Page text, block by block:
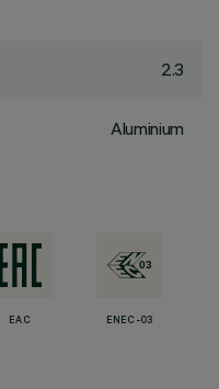
2.3
Aluminium
EAC ENEC-03